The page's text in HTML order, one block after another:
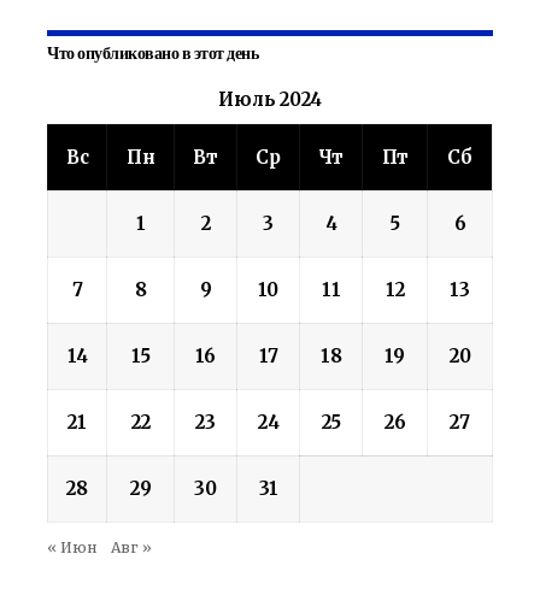
Что опубликовано в этот день
Июль 2024
Вс Пн Вт Ср Чт Пт Сб
1 2 3 4 5 6
7 8 9 10 11 12 13
14 15 16 17 18 19 20
21 22 23 24 25 26 27
28 29 30 31
« Июн Авг »